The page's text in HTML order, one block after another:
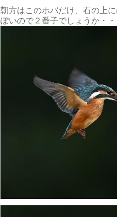
朝方はこのホバだけ、石の上
ぽいので２番子でしょうか・